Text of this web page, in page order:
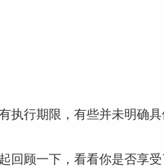
执行期限，有些并未明确
顾一下，看看你是否享受